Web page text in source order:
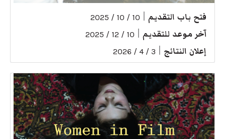
فتح باب التقديم 10 / 10 / 2025
آخر موعد للتقديم 10 / 12 / 2025
إعلان النتائج 3 / 4 / 2026